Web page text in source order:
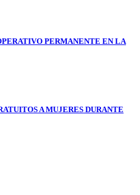
PERMANENTE EN LA
A MUJERES DURANTE